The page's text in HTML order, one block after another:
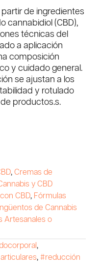
de ingredientes
cannabidiol (CBD),
técnicas del
a aplicación
composición
y cuidado general.
se ajustan a los
y rotulado
productos.s.
, Cremas de
y CBD
CBD, Fórmulas
de Cannabis
Artesanales o
,
, #reducción